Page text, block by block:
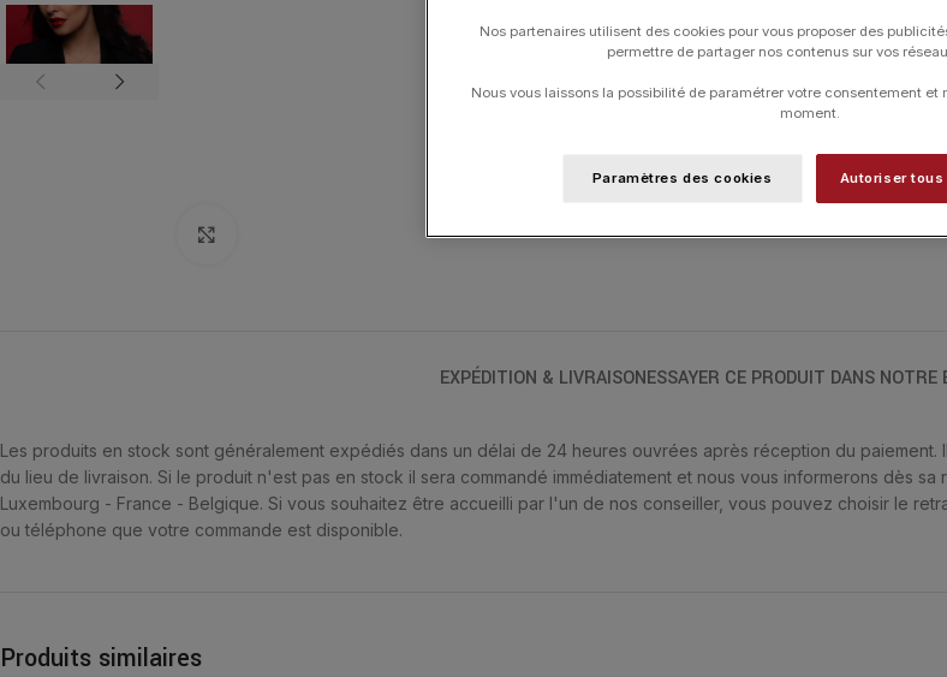
UGS :CL0022PGDI
EXPÉDITION & LIVRAISONESSAYER CE PRODUIT DANS NOTRE
Les produits en stock sont généralement expédiés dans un délai de 24 heures ouvrées après réception du
du lieu de livraison. Si le produit n'est pas en stock il sera commandé immédiatement et nous vous informerons dès
Luxembourg - France - Belgique. Si vous souhaitez être accueilli par l'un de nos conseiller, vous pouvez choisir le
ou téléphone que votre commande est disponible.
Produits similaires
Nos partenaires utilisent des cookies pour vous proposer des
permettre de partager nos contenus sur vos
Nous vous laissons la possibilité de paramétrer votre consentement et
moment.
Paramètres des cookies Autoriser